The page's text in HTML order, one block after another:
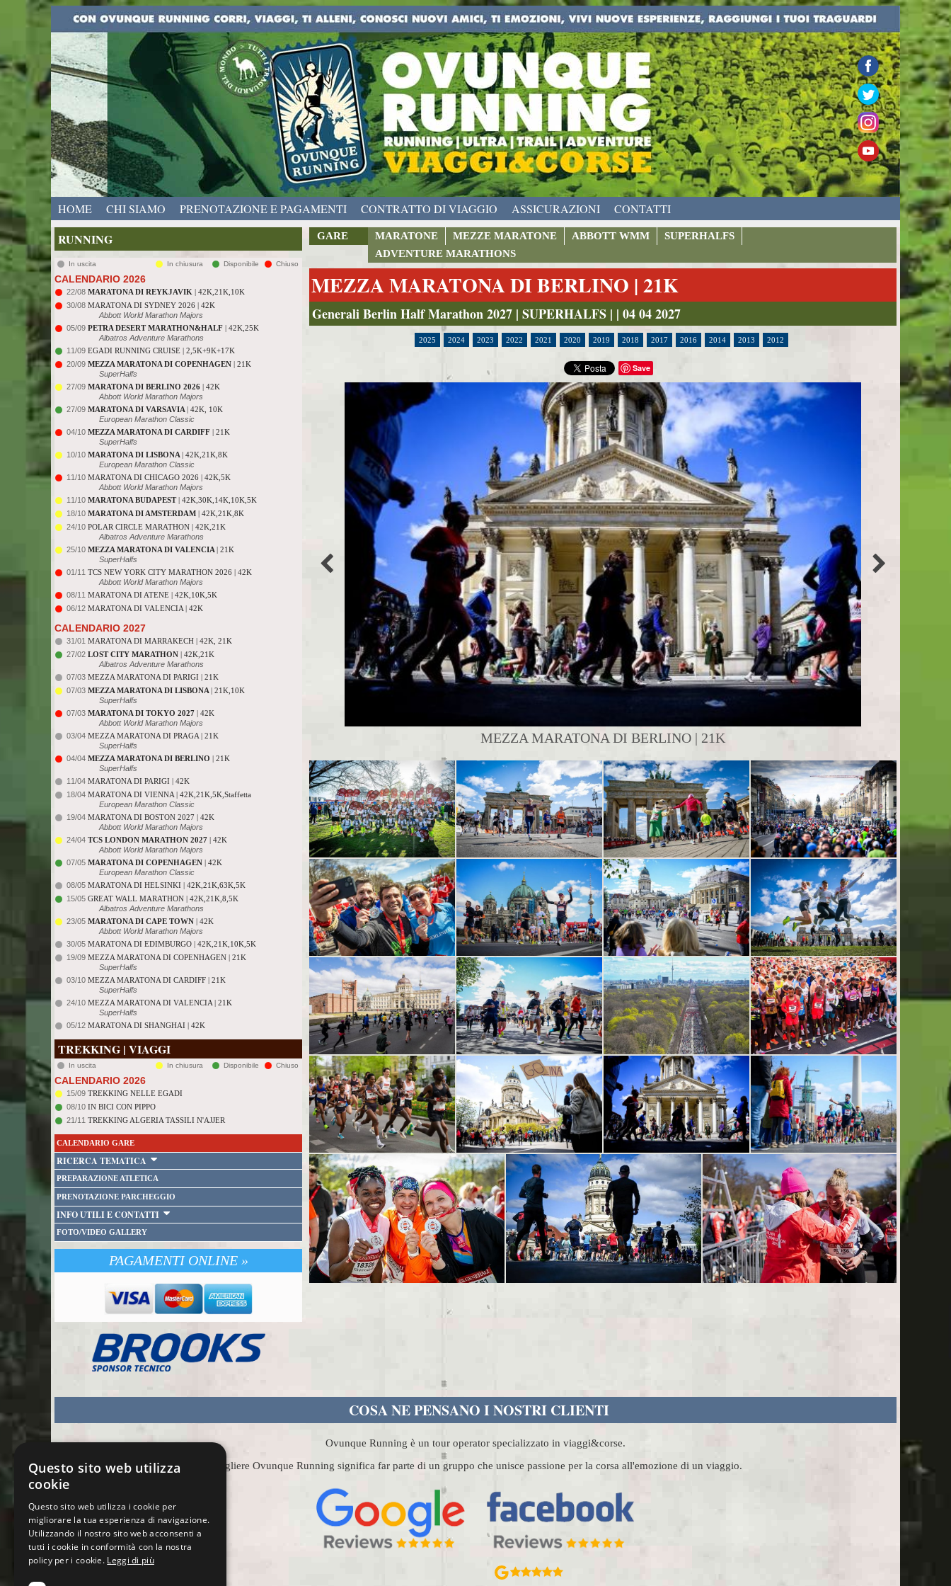
HOME CHI SIAMO PRENOTAZIONE E PAGAMENTI CONTRATTO DI VIAGGIO ASSICURAZIONI CONTATTI
RUNNING
In uscita In chiusura Disponibile Chiuso
CALENDARIO 2026
22/08 MARATONA DI REYKJAVIK | 42K,21K,10K
30/08 MARATONA DI SYDNEY 2026 | 42K
Abbott World Marathon Majors
05/09 PETRA DESERT MARATHON&HALF | 42K,25K
Albatros Adventure Marathons
11/09 EGADI RUNNING CRUISE | 2,5K+9K+17K
20/09 MEZZA MARATONA DI COPENHAGEN | 21K
SuperHalfs
27/09 MARATONA DI BERLINO 2026 | 42K
Abbott World Marathon Majors
27/09 MARATONA DI VARSAVIA | 42K, 10K
European Marathon Classic
04/10 MEZZA MARATONA DI CARDIFF | 21K
SuperHalfs
10/10 MARATONA DI LISBONA | 42K,21K,8K
European Marathon Classic
11/10 MARATONA DI CHICAGO 2026 | 42K,5K
Abbott World Marathon Majors
11/10 MARATONA BUDAPEST| 42K,30K,14K,10K,5K
18/10 MARATONA DI AMSTERDAM | 42K,21K,8K
24/10 POLAR CIRCLE MARATHON | 42K,21K
Albatros Adventure Marathons
25/10 MEZZA MARATONA DI VALENCIA | 21K
SuperHalfs
01/11 TCS NEW YORK CITY MARATHON 2026 | 42K
Abbott World Marathon Majors
08/11 MARATONA DI ATENE | 42K,10K,5K
06/12 MARATONA DI VALENCIA | 42K
CALENDARIO 2027
31/01 MARATONA DI MARRAKECH | 42K, 21K
27/02 LOST CITY MARATHON | 42K,21K
Albatros Adventure Marathons
07/03 MEZZA MARATONA DI PARIGI | 21K
07/03 MEZZA MARATONA DI LISBONA | 21K,10K
SuperHalfs
07/03 MARATONA DI TOKYO 2027 | 42K
Abbott World Marathon Majors
03/04 MEZZA MARATONA DI PRAGA | 21K
SuperHalfs
04/04 MEZZA MARATONA DI BERLINO | 21K
SuperHalfs
11/04 MARATONA DI PARIGI | 42K
18/04 MARATONA DI VIENNA | 42K,21K,5K,Staffetta
European Marathon Classic
19/04 MARATONA DI BOSTON 2027 | 42K
Abbott World Marathon Majors
24/04 TCS LONDON MARATHON 2027 | 42K
Abbott World Marathon Majors
07/05 MARATONA DI COPENHAGEN | 42K
European Marathon Classic
08/05 MARATONA DI HELSINKI | 42K,21K,63K,5K
15/05 GREAT WALL MARATHON | 42K,21K,8,5K
Albatros Adventure Marathons
23/05 MARATONA DI CAPE TOWN | 42K
Abbott World Marathon Majors
30/05 MARATONA DI EDIMBURGO | 42K,21K,10K,5K
19/09 MEZZA MARATONA DI COPENHAGEN | 21K
SuperHalfs
03/10 MEZZA MARATONA DI CARDIFF | 21K
SuperHalfs
24/10 MEZZA MARATONA DI VALENCIA | 21K
SuperHalfs
05/12 MARATONA DI SHANGHAI | 42K
TREKKING | VIAGGI
In uscita In chiusura Disponibile Chiuso
CALENDARIO 2026
15/09 TREKKING NELLE EGADI
08/10 IN BICI CON PIPPO
21/11 TREKKING ALGERIA TASSILI N'AJJER
CALENDARIO GARE
RICERCA TEMATICA
PREPARAZIONE ATLETICA
PRENOTAZIONE PARCHEGGIO
INFO UTILI E CONTATTI
FOTO/VIDEO GALLERY
PAGAMENTI ONLINE »
GARE MARATONE MEZZE MARATONE ABBOTT WMM
SUPERHALFS
ADVENTURE MARATHONS
MEZZA MARATONA DI BERLINO | 21K
Generali Berlin Half Marathon 2027 | SUPERHALFS | | 04 04 2027
2025 2024 2023 2022 2021 2020 2019 2018 2017 2016 2014 2013 2012
Save
MEZZA MARATONA DI BERLINO | 21K
COSA NE PENSANO I NOSTRI CLIENTI
Ovunque Running è un tour operator specializzato in viaggi&corse.
Scegliere Ovunque Running significa far parte di un gruppo che unisce passione per la corsa all'emozione di un viaggio.
Questo sito web utilizza
cookie
Questo sito web utilizza i cookie per
migliorare la tua esperienza di navigazione.
Utilizzando il nostro sito web acconsenti a
tutti i cookie in conformità con la nostra
policy per i cookie. Leggi di più